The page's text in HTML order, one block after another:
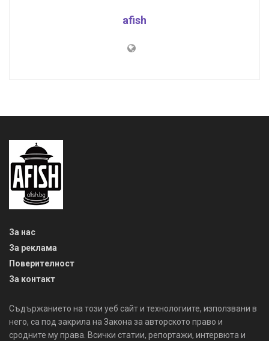
afish
За нас
За реклама
Поверителност
За контакт
Съдържанието на този уеб сайт и технологиите, използвани в
него, са под закрила на Закона за авторското право и
сродните му права. Всички статии, репортажи, интервюта и